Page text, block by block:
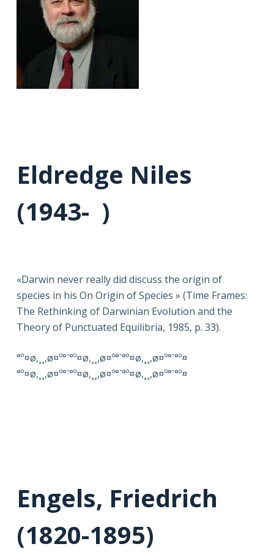
Eldredge Niles
(1943- )
«Darwin never really did discuss the origin of
species in his On Origin of Species » (Time Frames:
The Rethinking of Darwinian Evolution and the
Theory of Punctuated Equilibria, 1985, p. 33).
°º¤ø,¸¸,ø¤º°`°º¤ø,¸¸,ø¤º°`°º¤ø,¸¸,ø¤º°`°º¤
°º¤ø,¸¸,ø¤º°`°º¤ø,¸¸,ø¤º°`°º¤ø,¸¸,ø¤º°`°º¤
Engels, Friedrich
(1820-1895)